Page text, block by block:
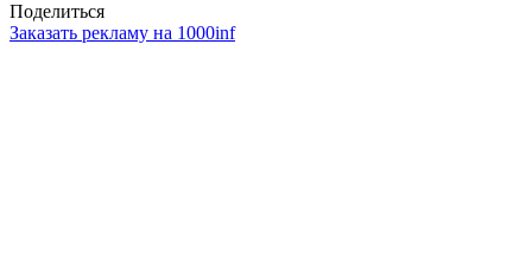
Поделиться
Заказать рекламу на 1000inf